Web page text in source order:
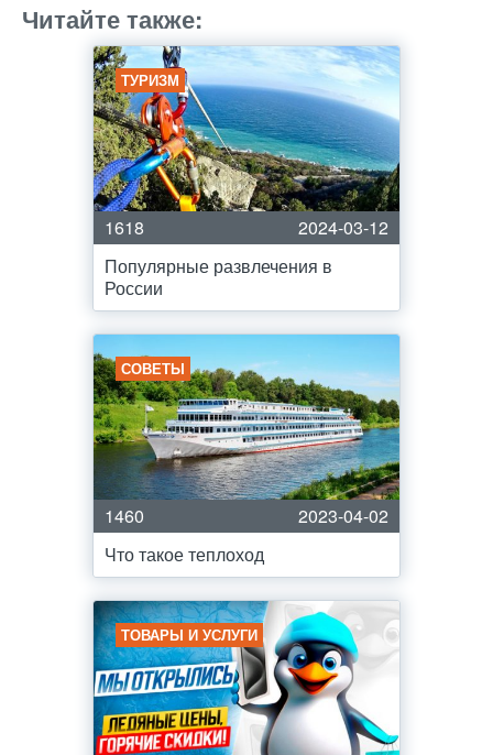
Читайте также:
ТУРИЗМ
1618
2024-03-12
Популярные развлечения в
России
СОВЕТЫ
1460
2023-04-02
Что такое теплоход
ТОВАРЫ И УСЛУГИ